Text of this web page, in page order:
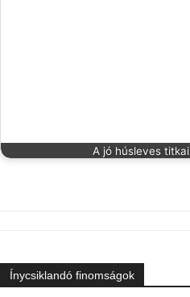
A jó húsleves titkai
Ínycsiklandó finomságok